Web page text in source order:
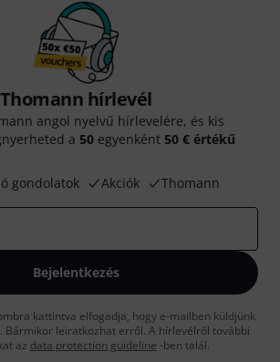
Thomann hírlevél
angol nyelvű hírlevelére, és kis
a 50 egyenként 50 € értékű
gondolatok
Akciók Thomann
Bejelentkezés
kattintva elfogadja, hogy e-mailben küldjünk
Bármikor leiratkozhat erről. A hírlevélről további
az data protection guideline -ben talál.